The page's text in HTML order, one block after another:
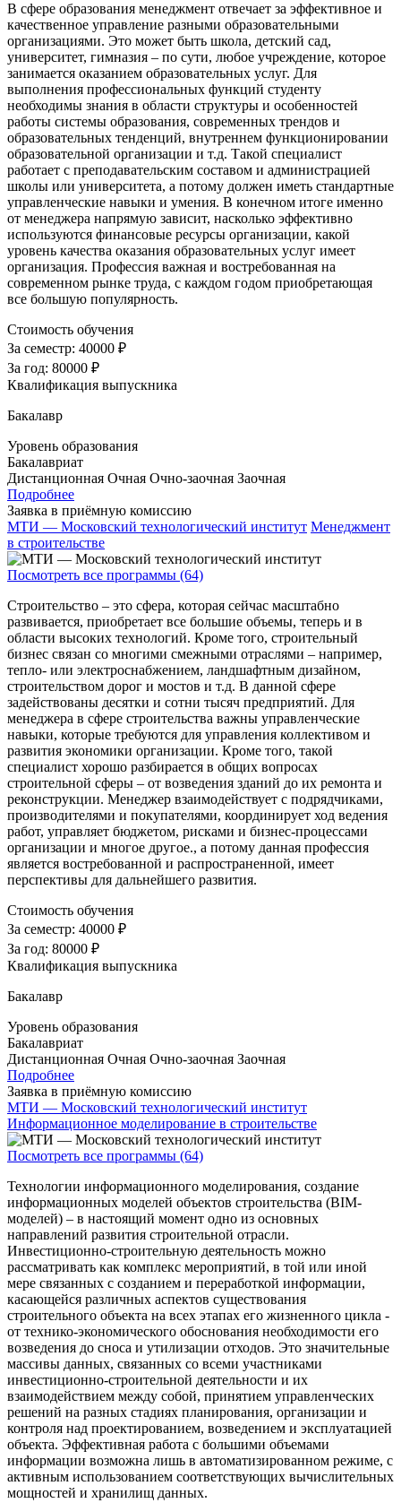
В сфере образования менеджмент отвечает за эффективное и
качественное управление разными образовательными
организациями. Это может быть школа, детский сад,
университет, гимназия – по сути, любое учреждение, которое
занимается оказанием образовательных услуг. Для
выполнения профессиональных функций студенту
необходимы знания в области структуры и особенностей
работы системы образования, современных трендов и
образовательных тенденций, внутреннем функционировании
образовательной организации и т.д. Такой специалист
работает с преподавательским составом и администрацией
школы или университета, а потому должен иметь стандартные
управленческие навыки и умения. В конечном итоге именно
от менеджера напрямую зависит, насколько эффективно
используются финансовые ресурсы организации, какой
уровень качества оказания образовательных услуг имеет
организация. Профессия важная и востребованная на
современном рынке труда, с каждом годом приобретающая
все большую популярность.
Стоимость обучения
За семестр: 40000 ₽
За год: 80000 ₽
Квалификация выпускника
Бакалавр
Уровень образования
Бакалавриат
Дистанционная Очная Очно-заочная Заочная
Подробнее
Заявка в приёмную комиссию
МТИ — Московский технологический институт Менеджмент
в строительстве
Посмотреть все программы (64)
Строительство – это сфера, которая сейчас масштабно
развивается, приобретает все большие объемы, теперь и в
области высоких технологий. Кроме того, строительный
бизнес связан со многими смежными отраслями – например,
тепло- или электроснабжением, ландшафтным дизайном,
строительством дорог и мостов и т.д. В данной сфере
задействованы десятки и сотни тысяч предприятий. Для
менеджера в сфере строительства важны управленческие
навыки, которые требуются для управления коллективом и
развития экономики организации. Кроме того, такой
специалист хорошо разбирается в общих вопросах
строительной сферы – от возведения зданий до их ремонта и
реконструкции. Менеджер взаимодействует с подрядчиками,
производителями и покупателями, координирует ход ведения
работ, управляет бюджетом, рисками и бизнес-процессами
организации и многое другое., а потому данная профессия
является востребованной и распространенной, имеет
перспективы для дальнейшего развития.
Стоимость обучения
За семестр: 40000 ₽
За год: 80000 ₽
Квалификация выпускника
Бакалавр
Уровень образования
Бакалавриат
Дистанционная Очная Очно-заочная Заочная
Подробнее
Заявка в приёмную комиссию
МТИ — Московский технологический институт
Информационное моделирование в строительстве
Посмотреть все программы (64)
Технологии информационного моделирования, создание
информационных моделей объектов строительства (BIM-
моделей) – в настоящий момент одно из основных
направлений развития строительной отрасли.
Инвестиционно-строительную деятельность можно
рассматривать как комплекс мероприятий, в той или иной
мере связанных с созданием и переработкой информации,
касающейся различных аспектов существования
строительного объекта на всех этапах его жизненного цикла -
от технико-экономического обоснования необходимости его
возведения до сноса и утилизации отходов. Это значительные
массивы данных, связанных со всеми участниками
инвестиционно-строительной деятельности и их
взаимодействием между собой, принятием управленческих
решений на разных стадиях планирования, организации и
контроля над проектированием, возведением и эксплуатацией
объекта. Эффективная работа с большими объемами
информации возможна лишь в автоматизированном режиме, с
активным использованием соответствующих вычислительных
мощностей и хранилищ данных.